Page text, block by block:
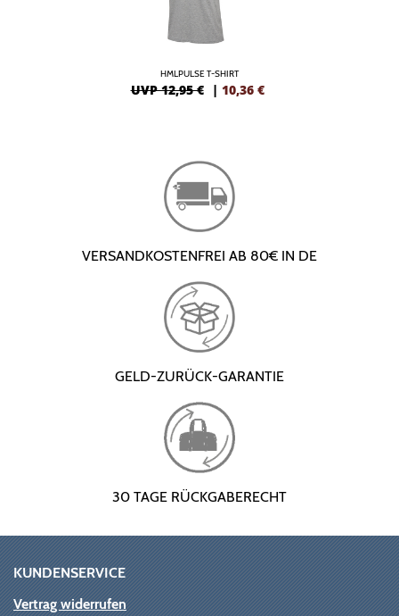
HMLPULSE T-SHIRT
UVP 12,95 € | 10,36 €
VERSANDKOSTENFREI AB 80€ IN DE
GELD-ZURÜCK-GARANTIE
30 TAGE RÜCKGABERECHT
KUNDENSERVICE
Vertrag widerrufen